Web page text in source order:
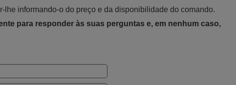
informando-o do preço e da disponibilidade do comando.
para responder às suas perguntas e, em nenhum caso,